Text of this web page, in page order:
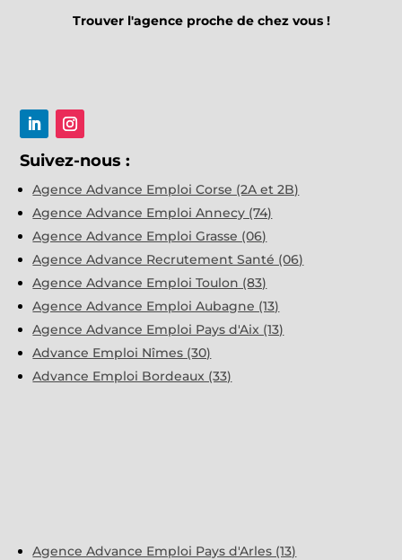
Trouver l'agence proche de chez vous !
Suivez-nous :
Agence Advance Emploi Corse (2A et 2B)
Agence Advance Emploi Annecy (74)
Agence Advance Emploi Grasse (06)
Agence Advance Recrutement Santé (06)
Agence Advance Emploi Toulon (83)
Agence Advance Emploi Aubagne (13)
Agence Advance Emploi Pays d'Aix (13)
Advance Emploi Nîmes (30)
Advance Emploi Bordeaux (33)
Agence Advance Emploi Pays d'Arles (13)